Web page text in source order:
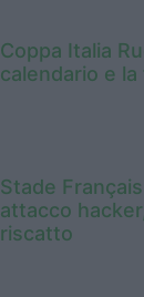
Coppa Italia
calendario e
Stade
attacco
riscatto